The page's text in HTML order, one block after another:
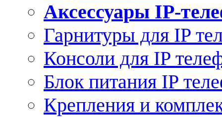
Аксессуары IP-
Гарнитуры для IP
Консоли для IP
Блок питания IP
Крепления и